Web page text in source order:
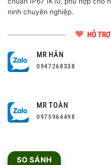
ninh chuyên nghiệp.
HỖ
MR HÂN
0947268338
MR TOÀN
0975964498
SO SÁNH